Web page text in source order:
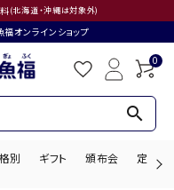
(北海道・沖縄は対象外)
オンラインショップ
0
search
別 ギフト 頒布会 定期購